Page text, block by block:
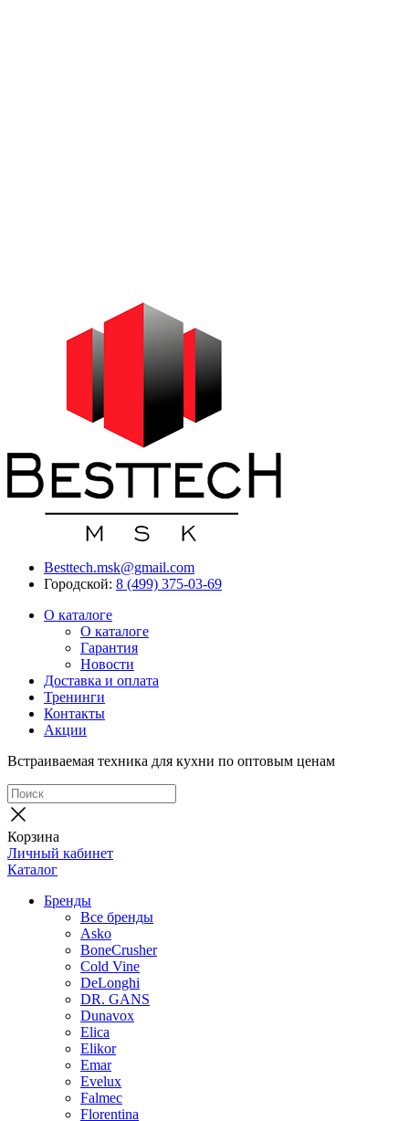
Besttech.msk@gmail.com
Городской: 8 (499) 375-03-69
О каталоге
О каталоге
Гарантия
Новости
Доставка и оплата
Тренинги
Контакты
Акции
Встраиваемая техника для кухни по оптовым ценам
Корзина
Личный кабинет
Каталог
Бренды
Все бренды
Asko
BoneCrusher
Cold Vine
DeLonghi
DR. GANS
Dunavox
Elica
Elikor
Emar
Evelux
Falmec
Florentina